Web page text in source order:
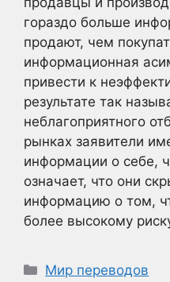
гораздо больше
продают, чем
информационная
привести к
результате так
неблагоприятного
рынках заявители
информации о себе,
означает, что они
информацию о том,
более высокому
Рубрики
Мир переводов